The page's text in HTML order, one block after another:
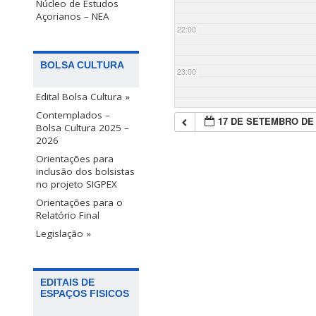
Núcleo de Estudos
Açorianos – NEA
BOLSA CULTURA
Edital Bolsa Cultura »
Contemplados –
Bolsa Cultura 2025 –
2026
Orientações para
inclusão dos bolsistas
no projeto SIGPEX
Orientações para o
Relatório Final
Legislação »
EDITAIS DE
ESPAÇOS FISICOS
22:00
23:00
17 DE SETEMBRO DE